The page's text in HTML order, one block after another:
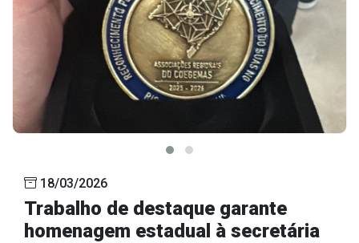
18/03/2026
Trabalho de destaque garante
homenagem estadual à secretária